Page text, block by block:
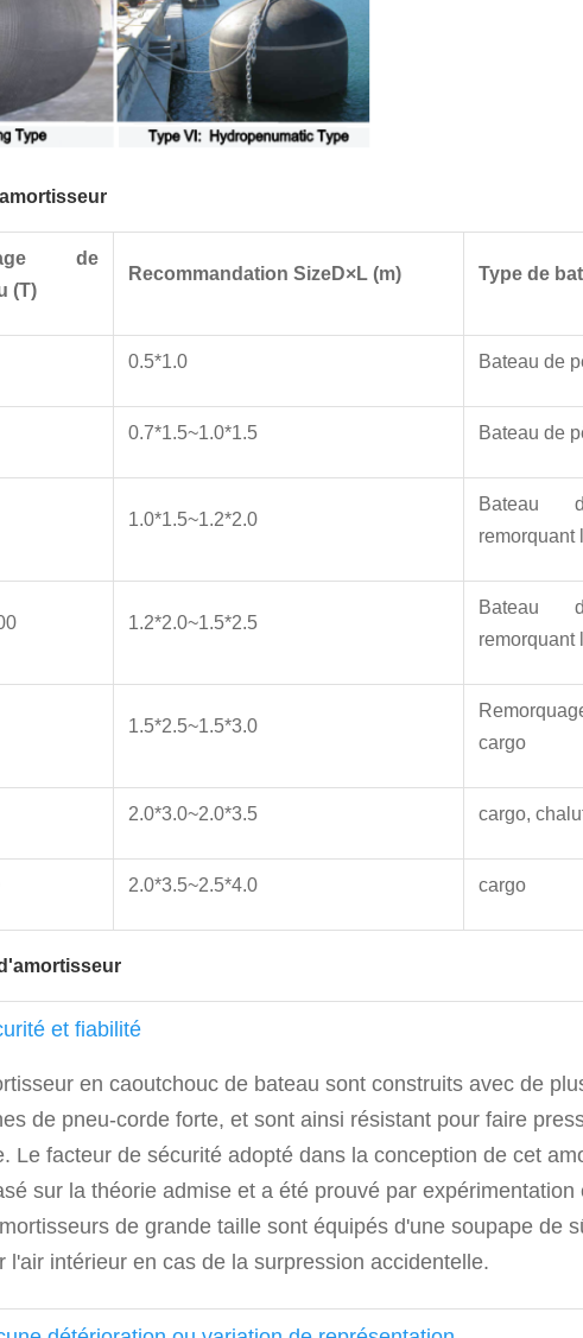
de
(T)
Recommandation SizeD×L (m) Type de
0.5*1.0 Bateau de
0.7*1.5~1.0*1.5 Bateau de
1.0*1.5~1.2*2.0
Bateau
remorquant
1.2*2.0~1.5*2.5
Bateau
remorquant
1.5*2.5~1.5*3.0
cargo
2.0*3.0~2.0*3.5 cargo,
2.0*3.5~2.5*4.0 cargo
et fiabilité
en caoutchouc de bateau sont construits avec de
de pneu-corde forte, et sont ainsi résistant pour faire
Le facteur de sécurité adopté dans la conception de cet
sur la théorie admise et a été prouvé par expérimentation
de grande taille sont équipés d'une soupape de
l'air intérieur en cas de la surpression accidentelle.